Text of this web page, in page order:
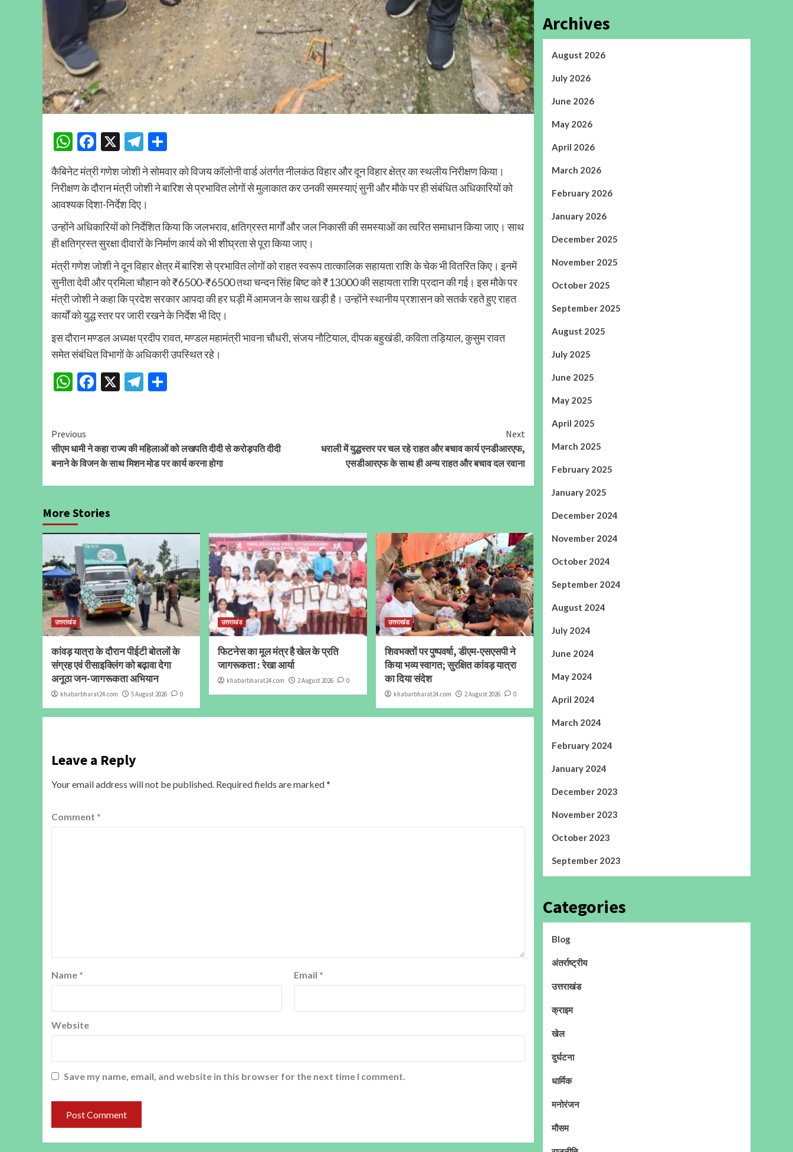
WhatsApp
Facebook
X Telegram
कैबिनेट मंत्री गणेश जोशी ने सोमवार को विजय कॉलोनी वार्ड अंतर्गत नीलकंठ विहार और दून विहार क्षेत्र का स्थलीय निरीक्षण किया।
निरीक्षण के दौरान मंत्री जोशी ने बारिश से प्रभावित लोगों से मुलाकात कर उनकी समस्याएं सुनी और मौके पर ही संबंधित अधिकारियों को
आवश्यक दिशा-निर्देश दिए।
उन्होंने अधिकारियों को निर्देशित किया कि जलभराव, क्षतिग्रस्त मार्गों और जल निकासी की समस्याओं का त्वरित समाधान किया जाए। साथ
ही क्षतिग्रस्त सुरक्षा दीवारों के निर्माण कार्य को भी शीघ्रता से पूरा किया जाए।
मंत्री गणेश जोशी ने दून विहार क्षेत्र में बारिश से प्रभावित लोगों को राहत स्वरूप तात्कालिक सहायता राशि के चेक भी वितरित किए। इनमें
सुनीता देवी और प्रमिला चौहान को ₹6500-₹6500 तथा चन्दन सिंह बिष्ट को ₹13000 की सहायता राशि प्रदान की गई। इस मौके पर
मंत्री जोशी ने कहा कि प्रदेश सरकार आपदा की हर घड़ी में आमजन के साथ खड़ी है। उन्होंने स्थानीय प्रशासन को सतर्क रहते हुए राहत
कार्यों को युद्ध स्तर पर जारी रखने के निर्देश भी दिए।
इस दौरान मण्डल अध्यक्ष प्रदीप रावत, मण्डल महामंत्री भावना चौधरी, संजय नौटियाल, दीपक बहुखंडी, कविता तड़ियाल, कुसुम रावत
समेत संबंधित विभागों के अधिकारी उपस्थित रहे।
WhatsApp
Facebook
X Telegram
Continue
Reading
Previous
सीएम धामी ने कहा राज्य की महिलाओं को लखपति दीदी से करोड़पति दीदी
बनाने के विजन के साथ मिशन मोड पर कार्य करना होगा
Next
धराली में युद्धस्तर पर चल रहे राहत और बचाव कार्य एनडीआरएफ,
एसडीआरएफ के साथ ही अन्य राहत और बचाव दल रवाना
More Stories
उत्तराखंड
कांवड़ यात्रा के दौरान पीईटी बोतलों के
संग्रह एवं रीसाइक्लिंग को बढ़ावा देगा
अनूठा जन-जागरूकता अभियान
khabarbharat24.com 5 August 2026 0
उत्तराखंड
फिटनेस का मूल मंत्र है खेल के प्रति
जागरूकता : रेखा आर्या
khabarbharat24.com 2 August 2026 0
उत्तराखंड
शिवभक्तों पर पुष्पवर्षा, डीएम-एसएसपी ने
किया भव्य स्वागत; सुरक्षित कांवड़ यात्रा
का दिया संदेश
khabarbharat24.com 2 August 2026 0
Leave a Reply
Your email address will not be published. Required fields are marked*
Comment *
Name * Email *
Website
Save my name, email, and website in this browser for the next time I comment.
Archives
August 2026
July 2026
June 2026
May 2026
April 2026
March 2026
February 2026
January 2026
December 2025
November 2025
October 2025
September 2025
August 2025
July 2025
June 2025
May 2025
April 2025
March 2025
February 2025
January 2025
December 2024
November 2024
October 2024
September 2024
August 2024
July 2024
June 2024
May 2024
April 2024
March 2024
February 2024
January 2024
December 2023
November 2023
October 2023
September 2023
Categories
Blog
अंतर्राष्ट्रीय
उत्तराखंड
क्राइम
खेल
दुर्घटना
धार्मिक
मनोरंजन
मौसम